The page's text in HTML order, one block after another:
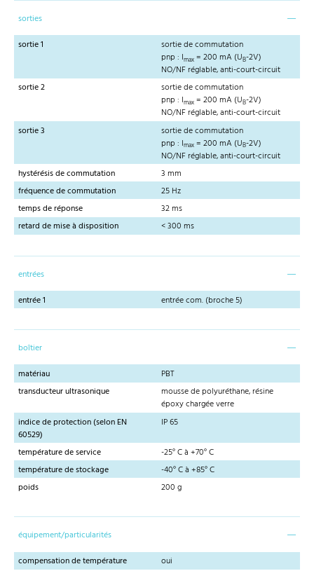
sorties
sortie 1
sortie de commutation
pnp : Imax = 200 mA (UB-2V)
NO/NF réglable, anti-court-circuit
sortie 2
sortie de commutation
pnp : Imax = 200 mA (UB-2V)
NO/NF réglable, anti-court-circuit
sortie 3
sortie de commutation
pnp : Imax = 200 mA (UB-2V)
NO/NF réglable, anti-court-circuit
hystérésis de commutation
3 mm
fréquence de commutation
25 Hz
temps de réponse
32 ms
retard de mise à disposition
< 300 ms
entrées
entrée 1
entrée com. (broche 5)
boîtier
matériau
PBT
transducteur ultrasonique
mousse de polyuréthane, résine
époxy chargée verre
indice de protection (selon EN
60529)
IP 65
température de service
-25° C à +70° C
température de stockage
-40° C à +85° C
poids
200 g
équipement/particularités
compensation de température
oui